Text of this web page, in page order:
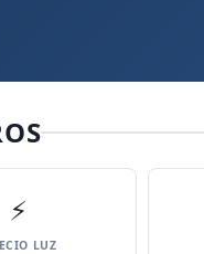
⚡
LUZ